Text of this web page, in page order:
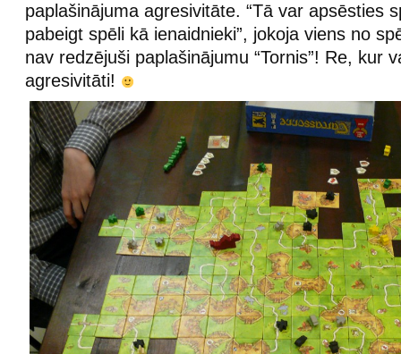
paplašinājuma agresivitāte. “Tā var apsēsties
pabeigt spēli kā ienaidnieki”, jokoja viens no
nav redzējuši paplašinājumu “Tornis”! Re, kur
agresivitāti!